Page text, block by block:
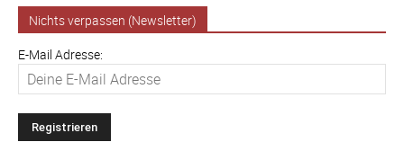
Nichts verpassen (Newsletter)
E-Mail Adresse: